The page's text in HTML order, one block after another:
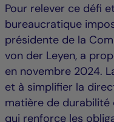
Pour relever ce défi
bureaucratique
présidente de la
von der Leyen, a
en novembre 2024.
et à simplifier la
matière de durabilité
qui renforce les